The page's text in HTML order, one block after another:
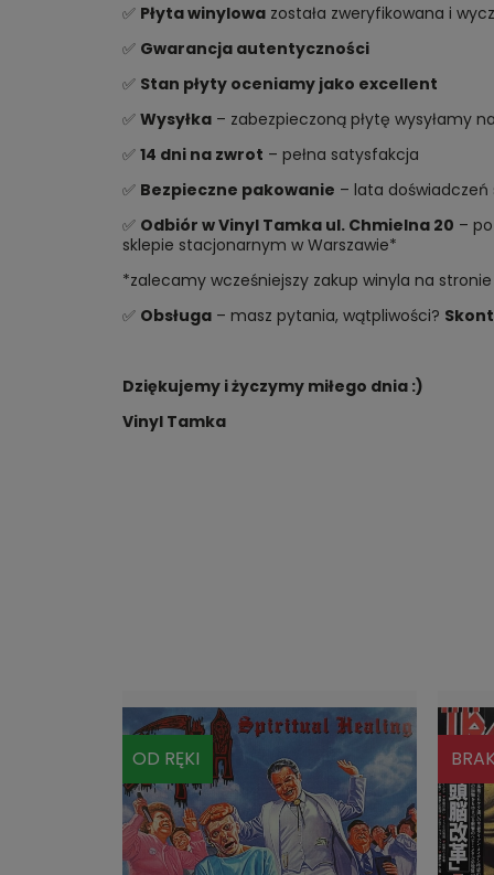
✅ Płyta winylowazostała zweryfikowana i
✅ Gwarancja autentyczności
✅ Stan płyty oceniamy jako excellent
✅ Wysyłka– zabezpieczoną płytę wysyłamy
✅ 14 dni na zwrot – pełna satysfakcja
✅ Bezpieczne pakowanie – lata doświadczeń
✅ Odbiór w Vinyl Tamka ul. Chmielna 20 –
sklepie stacjonarnym w Warszawie*
*zalecamy wcześniejszy zakup winyla na
✅ Obsługa– masz pytania, wątpliwości?
Dziękujemy i życzymy miłego dnia :)
Vinyl Tamka
BRAK BRAK